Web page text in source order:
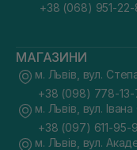
+38 (068) 951-22-
МАГАЗИНИ
м. Львів, вул.
+38 (098) 778-13-
м. Львів, вул.
+38 (097) 611-95-
м. Львів, вул.